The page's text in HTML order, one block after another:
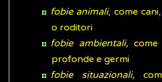
fobie animali, come
o roditori
fobie ambientali, come
profonde e germi
fobie situazionali,